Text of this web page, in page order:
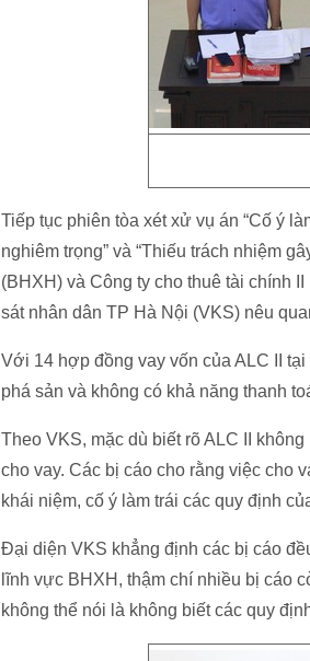
Tiếp tục phiên tòa xét xử vụ án “Cố ý
nghiêm trọng” và “Thiếu trách nhiệm
(BHXH) và Công ty cho thuê tài chính
sát nhân dân TP Hà Nội (VKS) nêu
Với 14 hợp đồng vay vốn của ALC II
phá sản và không có khả năng thanh
Theo VKS, mặc dù biết rõ ALC II
cho vay. Các bị cáo cho rằng việc cho
khái niệm, cố ý làm trái các quy định
Đại diện VKS khẳng định các bị cáo
lĩnh vực BHXH, thậm chí nhiều bị cáo
không thể nói là không biết các quy